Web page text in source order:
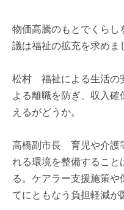
物価高騰のもとでくらし
議は福祉の拡充を求めま
松村 福祉による生活の
よる離職を防ぎ、収入
えるがどうか。
高橋副市長 育児や介護
れる環境を整備すること
る。ケアラー支援施策
てにともなう負担軽減が